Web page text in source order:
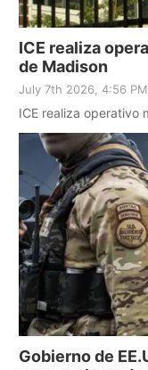
ICE realiza
de Madison
July 7th 2026, 4:56
ICE realiza operativo
Gobierno de